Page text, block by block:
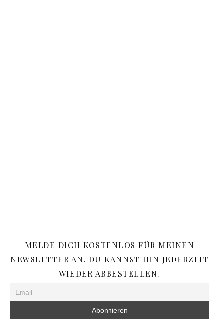
MELDE DICH KOSTENLOS FÜR MEINEN
NEWSLETTER AN. DU KANNST IHN JEDERZEIT
WIEDER ABBESTELLEN.